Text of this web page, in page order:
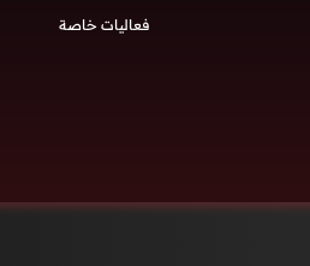
فعاليات خاصة